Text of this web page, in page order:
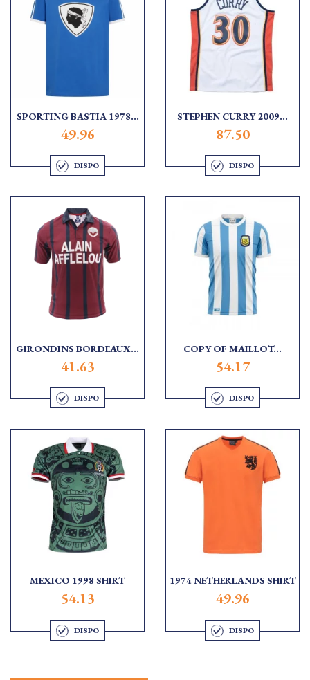
SPORTING BASTIA 1978...
49.96
DISPO
STEPHEN CURRY 2009...
87.50
DISPO
GIRONDINS BORDEAUX...
41.63
DISPO
COPY OF MAILLOT...
54.17
DISPO
MEXICO 1998 SHIRT
54.13
DISPO
1974 NETHERLANDS SHIRT
49.96
DISPO